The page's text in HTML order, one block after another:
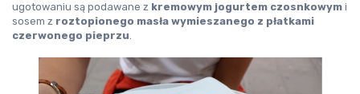
ugotowaniu są podawane z kremowym jogurtem czosnkowym i
sosem z roztopionego masła wymieszanego z płatkami
czerwonego pieprzu.